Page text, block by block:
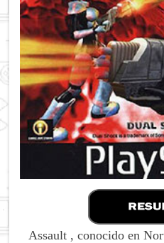
Assault , conocido en